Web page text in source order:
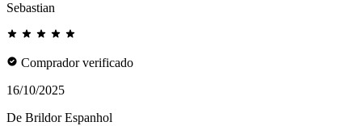
Sebastian
Comprador verificado
16/10/2025
De Brildor Espanhol